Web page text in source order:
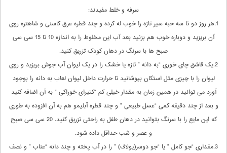
سرفه و خلط مفیدند:
1.هر روز دو تا سه حبه سیر تازه را خوب له کرده و چند قطره عرق کاسنی و شاهتره روی
آن بریزید و دوباره خوب هم بزنید بعد آب این مخلوط را به اندازه 10 تا 15 سی سی
صبح ها با سرنگ در دهان کودک تزریق کنید.
2.یک قاشق چای خوری “به دانه ” تازه یا خشک را در یک لیوان آب جوش بریزید و روی
لیوان را با چیزی مثل استکان بپوشانید تا حرارت داخل لیوان لعاب به دانه را بوجود
آورد می توانید در همین زمان به مقدار خیلی کم “کتیرای خوراکی ” به آن اضافه کنید
و بعد از چند دقیقه کمی “عسل طبیعی ” و چند قطره آبلیمو هم به آن افزوده به طوری
که این مایع را با سرنگ بتوانید در دهان طفل به راحتی تزریق کنید. 20 سی سی صبح
و عصر و شب حداقل داده شود.
3.مقداری “جو کامل ” یا “جو دوسر(یولاف) ” را در آب پخته و چند دانه “عناب ” و نصف